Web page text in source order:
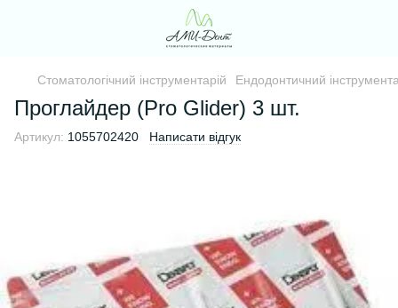
Стоматологічний інструментарій Ендодонтичний
Проглайдер (Pro Glider) 3 шт.
Артикул: 1055702420 Написати відгук